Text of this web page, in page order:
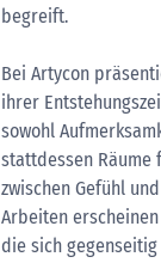
begreift.
Bei Artycon
ihrer
sowohl
stattdessen Räume
zwischen Gefühl
Arbeiten
die sich